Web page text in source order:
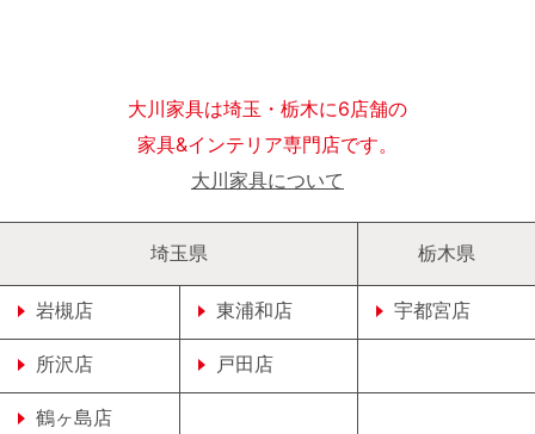
大川家具は埼玉・栃木に6店舗の
家具&インテリア専門店です。
大川家具について
埼玉県
岩槻店 東浦和店
所沢店 戸田店
鶴ヶ島店
栃木県
宇都宮店